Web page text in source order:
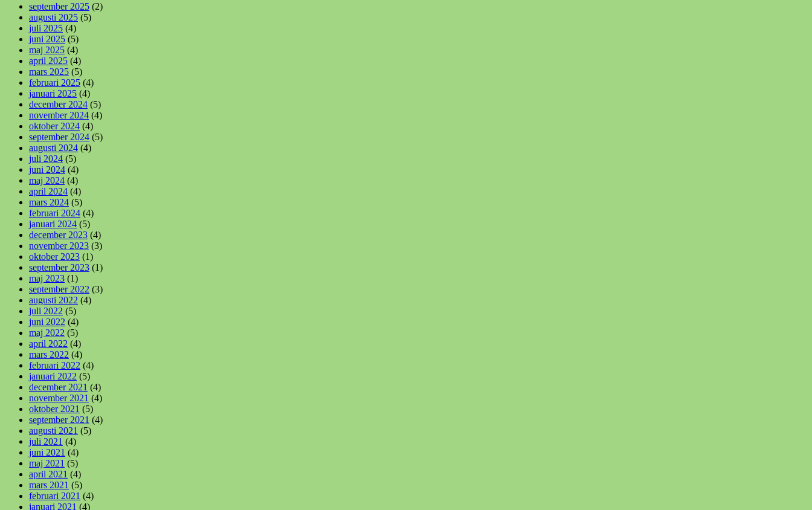
september 2025 (2)
augusti 2025 (5)
juli 2025 (4)
juni 2025 (5)
maj 2025 (4)
april 2025 (4)
mars 2025 (5)
februari 2025 (4)
januari 2025 (4)
december 2024 (5)
november 2024 (4)
oktober 2024 (4)
september 2024 (5)
augusti 2024 (4)
juli 2024 (5)
juni 2024 (4)
maj 2024 (4)
april 2024 (4)
mars 2024 (5)
februari 2024 (4)
januari 2024 (5)
december 2023 (4)
november 2023 (3)
oktober 2023 (1)
september 2023 (1)
maj 2023 (1)
september 2022 (3)
augusti 2022 (4)
juli 2022 (5)
juni 2022 (4)
maj 2022 (5)
april 2022 (4)
mars 2022 (4)
februari 2022 (4)
januari 2022 (5)
december 2021 (4)
november 2021 (4)
oktober 2021 (5)
september 2021 (4)
augusti 2021 (5)
juli 2021 (4)
juni 2021 (4)
maj 2021 (5)
april 2021 (4)
mars 2021 (5)
februari 2021 (4)
januari 2021 (4)